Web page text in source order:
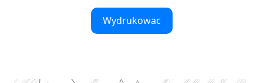
Wydrukowac